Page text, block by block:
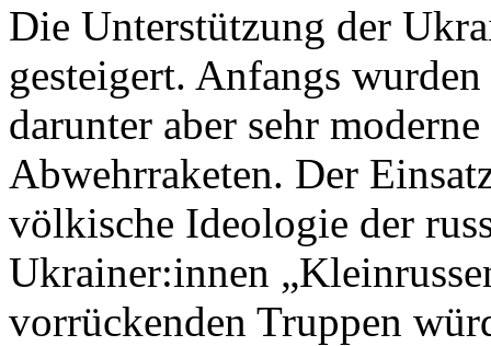
Die Unterstützung der
gesteigert. Anfangs
darunter aber sehr
Abwehrraketen. Der
völkische Ideologie der
Ukrainer:innen
vorrückenden Truppen